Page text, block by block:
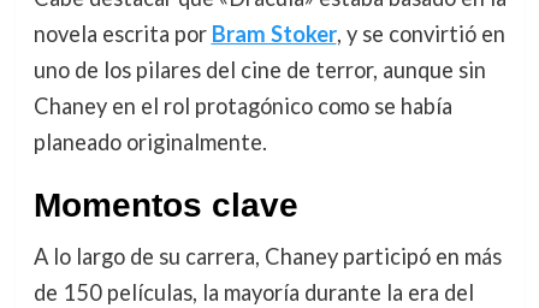
novela escrita por Bram Stoker, y se convirtió en
uno de los pilares del cine de terror, aunque sin
Chaney en el rol protagónico como se había
planeado originalmente.
Momentos clave
A lo largo de su carrera, Chaney participó en más
de 150 películas, la mayoría durante la era del